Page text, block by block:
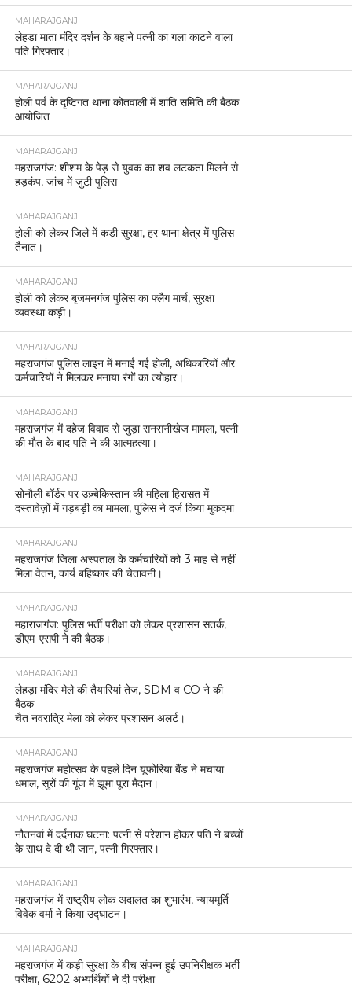
MAHARAJGANJ
लेहड़ा माता मंदिर दर्शन के बहाने पत्नी का गला काटने वाला
पति गिरफ्तार।
MAHARAJGANJ
होली पर्व के दृष्टिगत थाना कोतवाली में शांति समिति की बैठक
आयोजित
MAHARAJGANJ
महराजगंज: शीशम के पेड़ से युवक का शव लटकता मिलने से
हड़कंप, जांच में जुटी पुलिस
MAHARAJGANJ
होली को लेकर जिले में कड़ी सुरक्षा, हर थाना क्षेत्र में पुलिस
तैनात।
MAHARAJGANJ
होली को लेकर बृजमनगंज पुलिस का फ्लैग मार्च, सुरक्षा
व्यवस्था कड़ी।
MAHARAJGANJ
महराजगंज पुलिस लाइन में मनाई गई होली, अधिकारियों और
कर्मचारियों ने मिलकर मनाया रंगों का त्योहार।
MAHARAJGANJ
महराजगंज में दहेज विवाद से जुड़ा सनसनीखेज मामला, पत्नी
की मौत के बाद पति ने की आत्महत्या।
MAHARAJGANJ
सोनौली बॉर्डर पर उज़्बेकिस्तान की महिला हिरासत में
दस्तावेज़ों में गड़बड़ी का मामला, पुलिस ने दर्ज किया मुकदमा
MAHARAJGANJ
महराजगंज जिला अस्पताल के कर्मचारियों को 3 माह से नहीं
मिला वेतन, कार्य बहिष्कार की चेतावनी।
MAHARAJGANJ
महाराजगंज: पुलिस भर्ती परीक्षा को लेकर प्रशासन सतर्क,
डीएम-एसपी ने की बैठक।
MAHARAJGANJ
लेहड़ा मंदिर मेले की तैयारियां तेज, SDM व CO ने की
बैठक
चैत नवरात्रि मेला को लेकर प्रशासन अलर्ट।
MAHARAJGANJ
महराजगंज महोत्सव के पहले दिन यूफोरिया बैंड ने मचाया
धमाल, सुरों की गूंज में झूमा पूरा मैदान।
MAHARAJGANJ
नौतनवां में दर्दनाक घटना: पत्नी से परेशान होकर पति ने बच्चों
के साथ दे दी थी जान, पत्नी गिरफ्तार।
MAHARAJGANJ
महराजगंज में राष्ट्रीय लोक अदालत का शुभारंभ, न्यायमूर्ति
विवेक वर्मा ने किया उद्घाटन।
MAHARAJGANJ
महराजगंज में कड़ी सुरक्षा के बीच संपन्न हुई उपनिरीक्षक भर्ती
परीक्षा, 6202 अभ्यर्थियों ने दी परीक्षा